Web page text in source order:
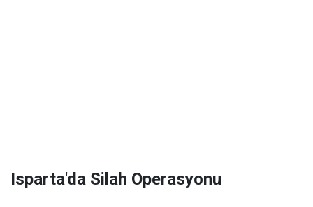
Isparta'da Silah Operasyonu